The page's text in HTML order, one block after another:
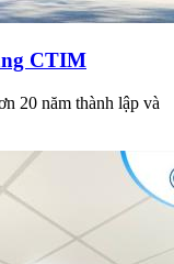
CTIM
20 năm thành lập và